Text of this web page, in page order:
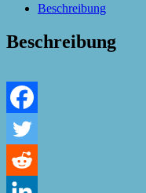
Beschreibung
Beschreibung